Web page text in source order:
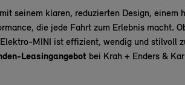
seinem klaren, reduzierten Design, einem
die jede Fahrt zum Erlebnis macht.
MINI ist effizient, wendig und stilvoll
Leasingangebot bei Krah + Enders &